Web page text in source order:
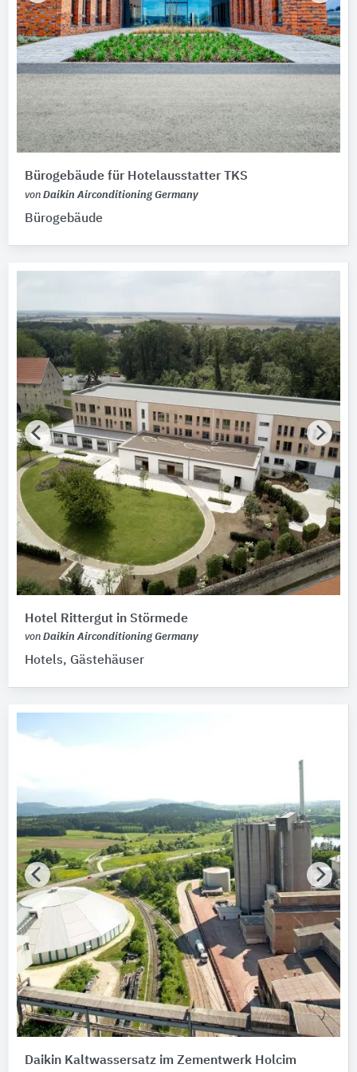
Bürogebäude für Hotelausstatter TKS
von Daikin Airconditioning Germany
Bürogebäude
Hotel Rittergut in Störmede
von Daikin Airconditioning Germany
Hotels, Gästehäuser
Daikin Kaltwassersatz im Zementwerk Holcim